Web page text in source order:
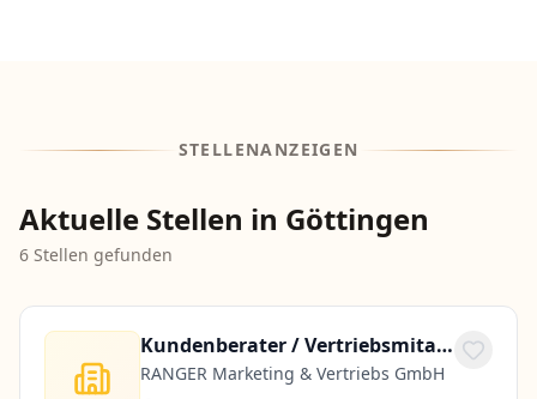
STELLENANZEIGEN
Aktuelle Stellen in Göttingen
6 Stellen gefunden
Kundenberater / Vertriebsmitarbeiter (m/w/d)
RANGER Marketing & Vertriebs GmbH